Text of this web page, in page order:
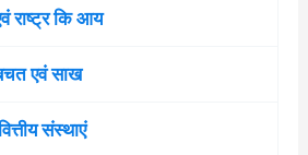
राष्ट्र कि आय
एवं साख
संस्थाएं